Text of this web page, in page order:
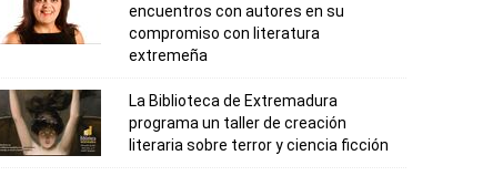
encuentros con autores en su
compromiso con literatura
extremeña
La Biblioteca de Extremadura
programa un taller de creación
literaria sobre terror y ciencia ficción